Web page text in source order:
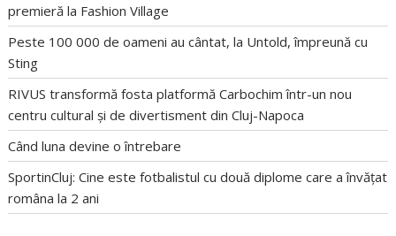
premieră la Fashion Village
Peste 100 000 de oameni au cântat, la Untold, împreună cu
Sting
RIVUS transformă fosta platformă Carbochim într-un nou
centru cultural și de divertisment din Cluj-Napoca
Când luna devine o întrebare
SportinCluj: Cine este fotbalistul cu două diplome care a învățat
româna la 2 ani